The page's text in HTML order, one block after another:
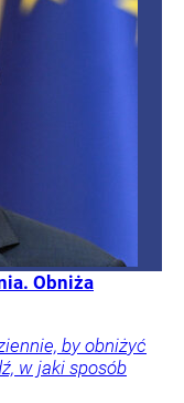
Obniża
by obniżyć
w jaki sposób